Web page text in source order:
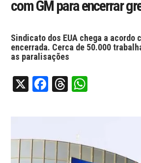
com GM para encerrar
Sindicato dos EUA chega a acordo
encerrada. Cerca de 50.000
as paralisações
X Facebook
Threads